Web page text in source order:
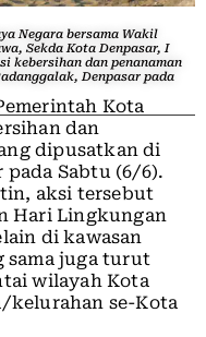
Negara bersama Wakil
Sekda Kota Denpasar, I
kebersihan dan penanaman
Denpasar pada
Kota
dan
dipusatkan di
pada Sabtu (6/6).
aksi tersebut
Hari Lingkungan
di kawasan
sama juga turut
wilayah Kota
kelurahan se-Kota